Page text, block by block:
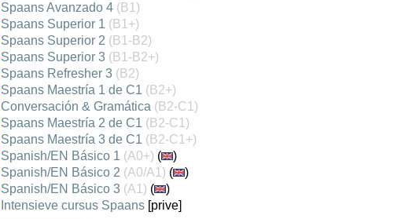
Spaans Avanzado 4 (B1)
Spaans Superior 1 (B1+)
Spaans Superior 2 (B1-B2)
Spaans Superior 3 (B1-B2+)
Spaans Refresher 3 (B2)
Spaans Maestría 1 de C1 (B2+)
Conversación & Gramática (B2-C1)
Spaans Maestría 2 de C1 (B2-C1)
Spaans Maestría 3 de C1 (B2-C1+)
Spanish/EN Básico 1 (A0+) (
)
Spanish/EN Básico 2 (A0/A1) (
)
Spanish/EN Básico 3 (A1) (
)
Intensieve cursus Spaans [prive]